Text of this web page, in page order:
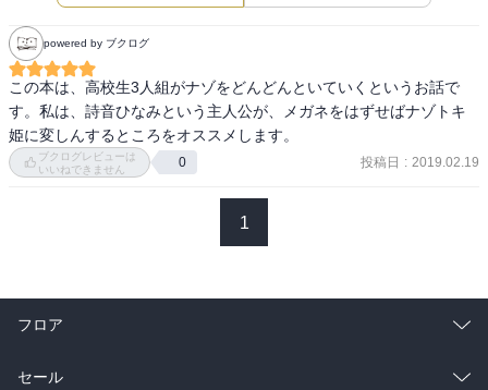
powered by ブクログ
この本は、高校生3人組がナゾをどんどんといていくというお話で
す。私は、詩音ひなみという主人公が、メガネをはずせばナゾトキ
姫に変しんするところをオススメします。
ブクログレビューは
いいねできません
0 投稿日 : 2019.02.19
1
フロア
総合
セール